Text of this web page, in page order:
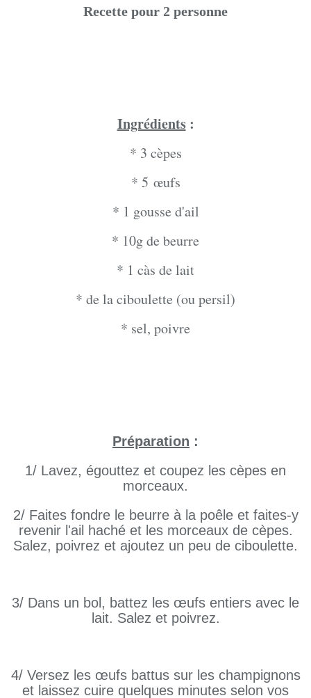
Recette pour 2 personne
Ingrédients:
* 3 cèpes
* 5 œufs
* 1 gousse d'ail
* 10g de beurre
* 1 càs de lait
* de la ciboulette (ou persil)
* sel, poivre
Préparation :
1/ Lavez, égouttez et coupez les cèpes en
morceaux.
2/ Faites fondre le beurre à la poêle et faites-y
revenir l'ail haché et les morceaux de cèpes.
Salez, poivrez et ajoutez un peu de ciboulette.
3/ Dans un bol, battez les œufs entiers avec le
lait. Salez et poivrez.
4/ Versez les œufs battus sur les champignons
et laissez cuire quelques minutes selon vos